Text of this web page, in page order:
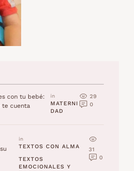
con tu bebé:
te cuenta
in
MATERNI
DAD
29
0
in
TEXTOS CON ALMA
TEXTOS
EMOCIONALES Y
31
0